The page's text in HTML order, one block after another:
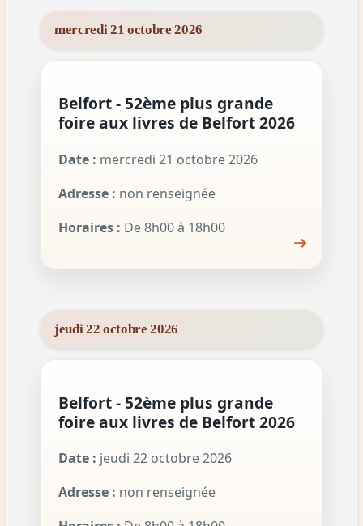
mercredi 21 octobre 2026
Belfort - 52ème plus grande
foire aux livres de Belfort 2026
Date : mercredi 21 octobre 2026
Adresse : non renseignée
Horaires : De 8h00 à 18h00
➔
jeudi 22 octobre 2026
Belfort - 52ème plus grande
foire aux livres de Belfort 2026
Date : jeudi 22 octobre 2026
Adresse : non renseignée